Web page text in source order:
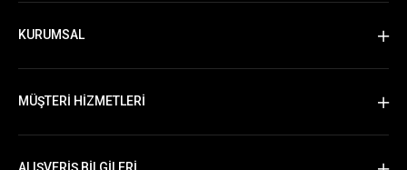
KURUMSAL
MÜŞTERİ HİZMETLERİ